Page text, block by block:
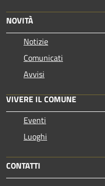
NOVITÀ
Notizie
Comunicati
Avvisi
VIVERE IL COMUNE
Eventi
Luoghi
CONTATTI